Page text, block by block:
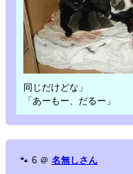
同じだけどな」
「あーもー、だるー」
🐾 6 ＠ 名無しさん